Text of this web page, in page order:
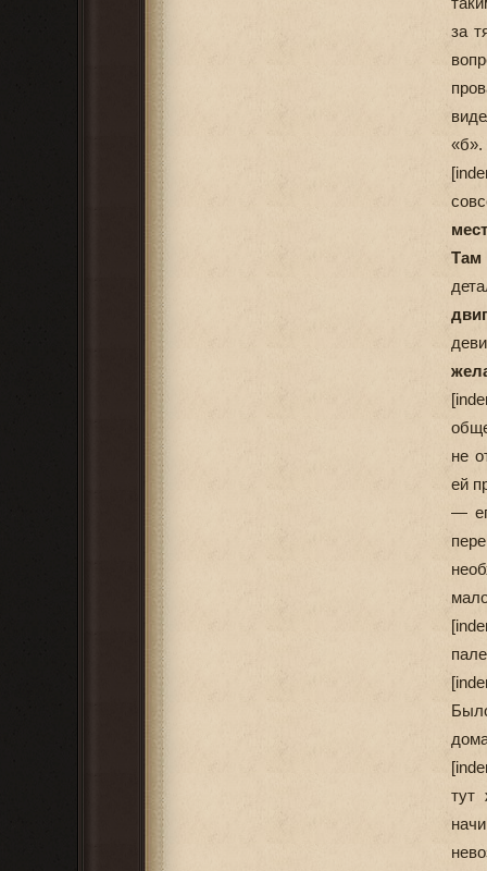
за
«б».
Там
не
ей
—
тут